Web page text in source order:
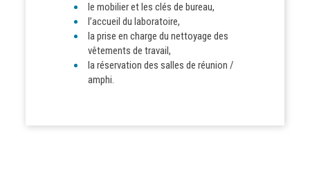
le mobilier et les clés de bureau,
l’accueil du laboratoire,
la prise en charge du nettoyage des
vêtements de travail,
la réservation des salles de réunion /
amphi.